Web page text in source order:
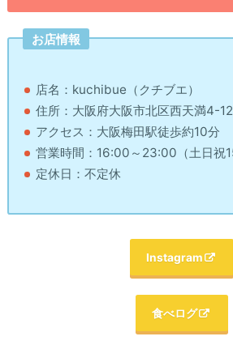
お店情報
店名：kuchibue（クチブエ）
住所：大阪府大阪市北区西天満4-
アクセス：大阪梅田駅徒歩約10分
営業時間：16:00～23:00（土日祝
定休日：不定休
Instagram
食べログ